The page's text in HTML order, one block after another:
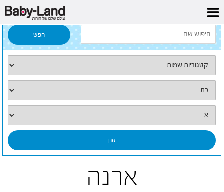
דף הבית
ארנה